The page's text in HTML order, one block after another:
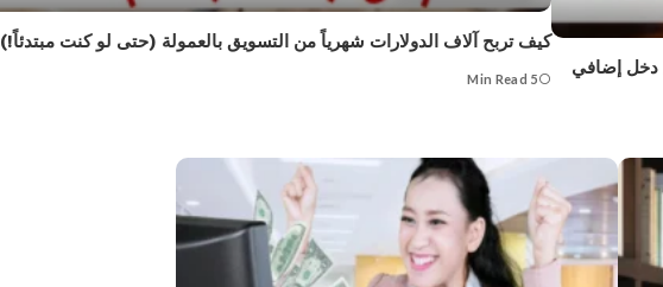
دخل إضافي
كيف تربح آلاف الدولارات شهرياً من التسويق بالعمولة (حتى لو كنت مبتدئاً!)
5 Min Read